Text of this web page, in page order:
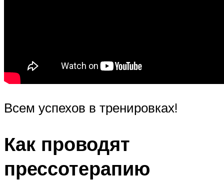
Всем успехов в тренировках!
Как проводят
прессотерапию